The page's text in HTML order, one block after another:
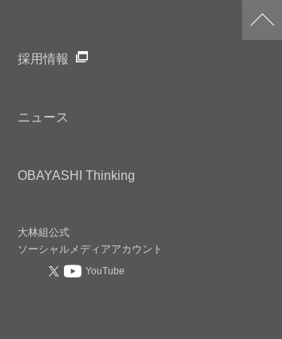
採用情報
ニュース
OBAYASHI Thinking
大林組公式
ソーシャルメディアアカウント
YouTube